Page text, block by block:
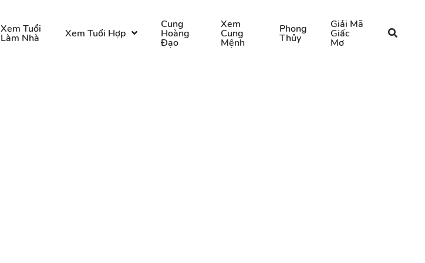
Xem Tuổi
Làm Nhà Xem Tuổi Hợp
Cung
Hoàng
Đạo
Xem
Cung
Mệnh
Phong
Thủy
Giải Mã
Giấc
Mơ